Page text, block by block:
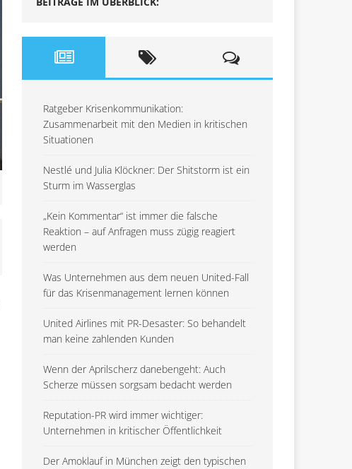
Ratgeber Krisenkommunikation:
Zusammenarbeit mit den Medien in kritischen
Situationen
Nestlé und Julia Klöckner: Der Shitstorm ist ein
Sturm im Wasserglas
„Kein Kommentar“ ist immer die falsche
Reaktion – auf Anfragen muss zügig reagiert
werden
Was Unternehmen aus dem neuen United-Fall
für das Krisenmanagement lernen können
United Airlines mit PR-Desaster: So behandelt
man keine zahlenden Kunden
Wenn der Aprilscherz danebengeht: Auch
Scherze müssen sorgsam bedacht werden
Reputation-PR wird immer wichtiger:
Unternehmen in kritischer Öffentlichkeit
Der Amoklauf in München zeigt den typischen